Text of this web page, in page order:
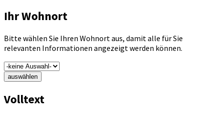
Ihr Wohnort
Bitte wählen Sie Ihren Wohnort aus, damit alle für Sie
relevanten Informationen angezeigt werden können.
auswählen
Volltext